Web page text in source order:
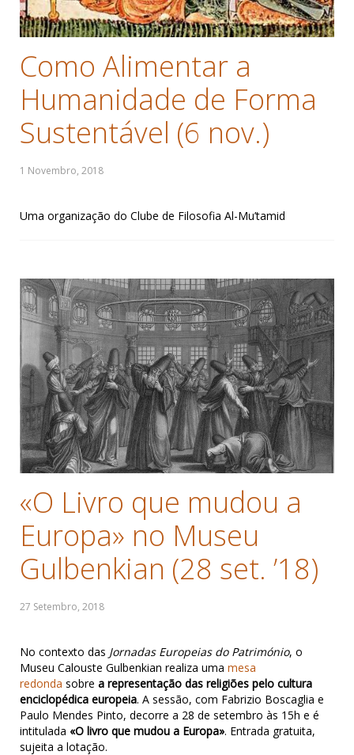
Como Alimentar a
Humanidade de Forma
Sustentável (6 nov.)
Uma organização do Clube de Filosofia Al-Mu’tamid
«O Livro que mudou a
Europa» no Museu
Gulbenkian (28 set. ’18)
No contexto das Jornadas Europeias do Património, o
Museu Calouste Gulbenkian realiza uma mesa
redonda sobre a representação das religiões pelo cultura
enciclopédica europeia. A sessão, com Fabrizio Boscaglia e
Paulo Mendes Pinto, decorre a 28 de setembro às 15h e é
intitulada «O livro que mudou a Europa». Entrada gratuita,
sujeita a lotação.